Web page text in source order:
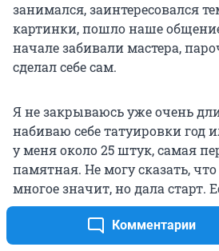
Комментарии
занимался, заинтересовался
картинки, пошло наше
начале забивали мастера,
сделал себе сам.
Я не закрываюсь уже очень
набиваю себе татуировки год
у меня около 25 штук, самая
памятная. Не могу сказать,
многое значит, но дала старт.
продолжить, но сейчас есть
адекватного мастера, во-
в чём развиваться. Мастеров